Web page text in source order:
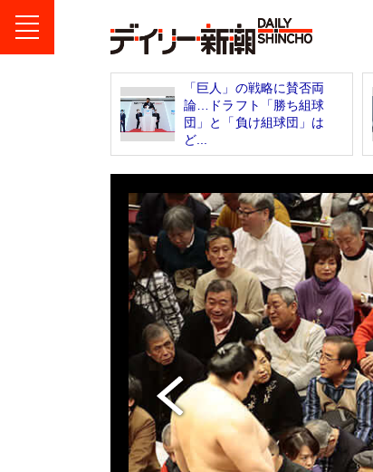
「巨人」の戦略に賛否両
論…ドラフト「勝ち組球
団」と「負け組球団」は
ど...